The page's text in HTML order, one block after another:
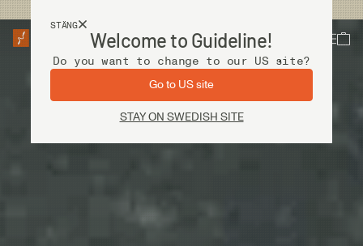
STÄNG
Welcome to Guideline!
Do you want to change to our US site?
Go to US site
STAY ON SWEDISH SITE